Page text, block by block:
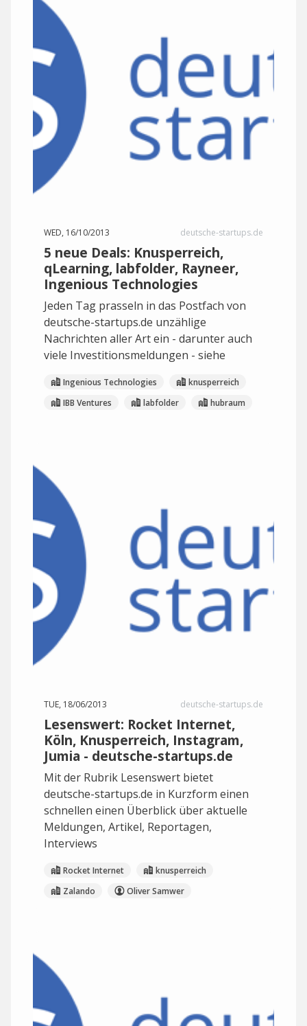
WED, 16/10/2013 deutsche-startups.de
5 neue Deals: Knusperreich,
qLearning, labfolder, Rayneer,
Ingenious Technologies
Jeden Tag prasseln in das Postfach von
deutsche-startups.de unzählige
Nachrichten aller Art ein - darunter auch
viele Investitionsmeldungen - siehe
Ingenious Technologies
knusperreich
IBB Ventures
labfolder hubraum
TUE, 18/06/2013 deutsche-startups.de
Lesenswert: Rocket Internet,
Köln, Knusperreich, Instagram,
Jumia - deutsche-startups.de
Mit der Rubrik Lesenswert bietet
deutsche-startups.de in Kurzform einen
schnellen einen Überblick über aktuelle
Meldungen, Artikel, Reportagen,
Interviews
Rocket Internet
knusperreich
Zalando
Oliver Samwer